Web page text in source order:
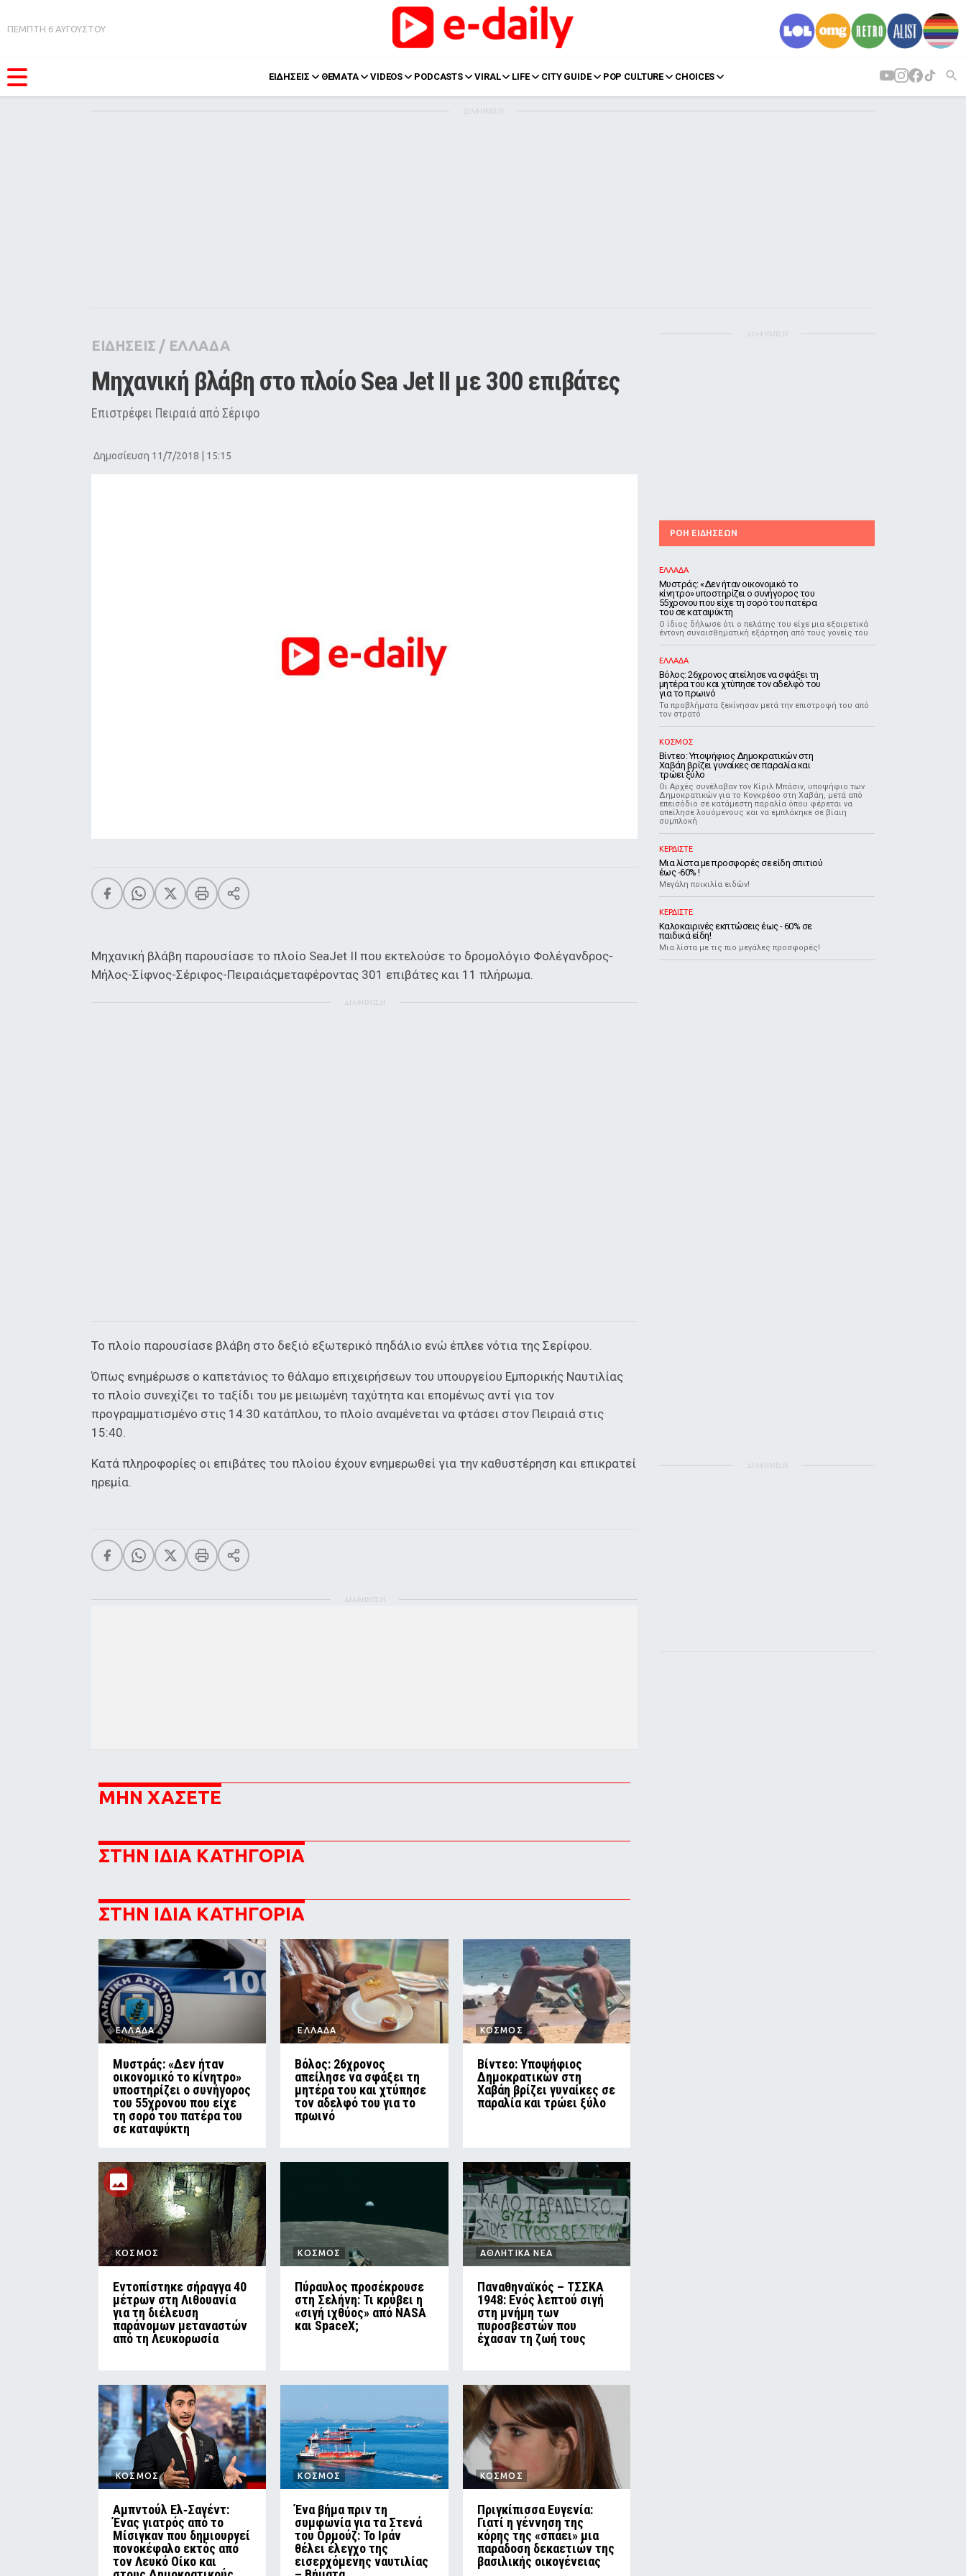
ΠΕΜΠΤΗ 6 ΑΥΓΟΥΣΤΟΥ
ΕΙΔΗΣΕΙΣ ΘΕΜΑΤΑ VIDEOS PODCASTS VIRAL LIFE CITY GUIDE POP CULTURE CHOICES
Pop Culture
Agenda
ΔΙΑΦΗΜΙΣΗ
ΕΙΔΗΣΕΙΣ / ΕΛΛΑΔΑ
Μηχανική βλάβη στο πλοίο Sea Jet II με 300 επιβάτες
Επιστρέφει Πειραιά από Σέριφο
Δημοσίευση 11/7/2018 | 15:15
Μηχανική βλάβη παρουσίασε το πλοίο SeaJet II που εκτελούσε το δρομολόγιο Φολέγανδρος-
Μήλος-Σίφνος-Σέριφος-Πειραιάςμεταφέροντας 301 επιβάτες και 11 πλήρωμα.
ΔΙΑΦΗΜΙΣΗ
Το πλοίο παρουσίασε βλάβη στο δεξιό εξωτερικό πηδάλιο ενώ έπλεε νότια της Σερίφου.
Όπως ενημέρωσε ο καπετάνιος το θάλαμο επιχειρήσεων του υπουργείου Εμπορικής Ναυτιλίας
το πλοίο συνεχίζει το ταξίδι του με μειωμένη ταχύτητα και επομένως αντί για τον
προγραμματισμένο στις 14:30 κατάπλου, το πλοίο αναμένεται να φτάσει στον Πειραιά στις
15:40.
Κατά πληροφορίες οι επιβάτες του πλοίου έχουν ενημερωθεί για την καθυστέρηση και επικρατεί
ηρεμία.
ΔΙΑΦΗΜΙΣΗ
ΜΗΝ ΧΑΣΕΤΕ
ΣΤΗΝ ΙΔΙΑ ΚΑΤΗΓΟΡΙΑ
ΣΤΗΝ ΙΔΙΑ ΚΑΤΗΓΟΡΙΑ
ΕΛΛΑΔΑ
Μυστράς: «Δεν ήταν
οικονομικό το κίνητρο»
υποστηρίζει ο συνήγορος
του 55χρονου που είχε
τη σορό του πατέρα του
σε καταψύκτη
ΕΛΛΑΔΑ
Βόλος: 26χρονος
απείλησε να σφάξει τη
μητέρα του και χτύπησε
τον αδελφό του για το
πρωινό
ΚΟΣΜΟΣ
Βίντεο: Υποψήφιος
Δημοκρατικών στη
Χαβάη βρίζει γυναίκες σε
παραλία και τρώει ξύλο
ΚΟΣΜΟΣ
Εντοπίστηκε σήραγγα 40
μέτρων στη Λιθουανία
για τη διέλευση
παράνομων μεταναστών
από τη Λευκορωσία
ΚΟΣΜΟΣ
Πύραυλος προσέκρουσε
στη Σελήνη: Τι κρύβει η
«σιγή ιχθύος» από NASA
και SpaceX;
ΑΘΛΗΤΙΚΑ ΝΕΑ
Παναθηναϊκός – ΤΣΣΚΑ
1948: Ενός λεπτού σιγή
στη μνήμη των
πυροσβεστών που
έχασαν τη ζωή τους
ΚΟΣΜΟΣ
Αμπντούλ Ελ‑Σαγέντ:
Ένας γιατρός από το
Μίσιγκαν που δημιουργεί
πονοκέφαλο εκτός από
τον Λευκό Οίκο και
ΚΟΣΜΟΣ
Ένα βήμα πριν τη
συμφωνία για τα Στενά
του Ορμούζ: Το Ιράν
θέλει έλεγχο της
εισερχόμενης ναυτιλίας
ΚΟΣΜΟΣ
Πριγκίπισσα Ευγενία:
Γιατί η γέννηση της
κόρης της «σπάει» μια
παράδοση δεκαετιών της
βασιλικής οικογένειας
ΔΙΑΦΗΜΙΣΗ
ΡΟΗ ΕΙΔΗΣΕΩΝ
ΕΛΛΑΔΑ
Μυστράς: «Δεν ήταν οικονομικό το
κίνητρο» υποστηρίζει ο συνήγορος του
55χρονου που είχε τη σορό του πατέρα
του σε καταψύκτη
Ο ίδιος δήλωσε ότι ο πελάτης του είχε μια εξαιρετικά
έντονη συναισθηματική εξάρτηση από τους γονείς του
ΕΛΛΑΔΑ
Βόλος: 26χρονος απείλησε να σφάξει τη
μητέρα του και χτύπησε τον αδελφό του
για το πρωινό
Τα προβλήματα ξεκίνησαν μετά την επιστροφή του από
τον στρατό
ΚΟΣΜΟΣ
Βίντεο: Υποψήφιος Δημοκρατικών στη
Χαβάη βρίζει γυναίκες σε παραλία και
τρώει ξύλο
Οι Αρχές συνέλαβαν τον Κίριλ Μπάσιν, υποψήφιο των
Δημοκρατικών για το Κογκρέσο στη Χαβάη, μετά από
επεισόδιο σε κατάμεστη παραλία όπου φέρεται να
απείλησε λουόμενους και να εμπλάκηκε σε βίαιη
συμπλοκή
ΚΕΡΔΙΣΤΕ
Μια λίστα με προσφορές σε είδη σπιτιού
έως -60% !
Μεγάλη ποικιλία ειδών!
ΚΕΡΔΙΣΤΕ
Καλοκαιρινές εκπτώσεις έως - 60% σε
παιδικά είδη!
Μια λίστα με τις πιο μεγάλες προσφορές!
ΔΙΑΦΗΜΙΣΗ